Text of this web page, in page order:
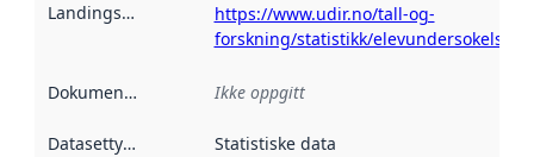
Landingsside
https://www.udir.no/tall-og-
forskning/statistikk/elevundersokelsen/
Dokumentasjon Ikke oppgitt
Datasettype Statistiske data